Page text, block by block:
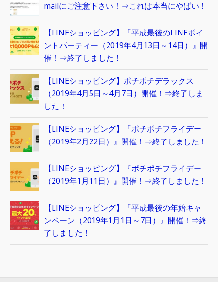
mailにご注意下さい！⇒これは本当にやばい！
【LINEショッピング】『平成最後のLINEポイ
ントパーティー（2019年4月13日～14日）』開
催！⇒終了しました！
【LINEショッピング】ポチポチデラックス
（2019年4月5日～4月7日）開催！⇒終了しま
した！
【LINEショッピング】『ポチポチフライデー
（2019年2月22日）』開催！⇒終了しました！
【LINEショッピング】『ポチポチフライデー
（2019年1月11日）』開催！⇒終了しました！
【LINEショッピング】『平成最後の年始キャ
ンペーン（2019年1月1日～7日）』開催！⇒終
了しました！